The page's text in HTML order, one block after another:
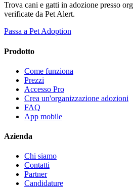
Trova cani e gatti in adozione presso
verificate da Pet Alert.
Passa a Pet Adoption
Prodotto
Come funziona
Prezzi
Accesso Pro
Crea un'organizzazione adozioni
FAQ
App mobile
Azienda
Chi siamo
Contatti
Partner
Candidature